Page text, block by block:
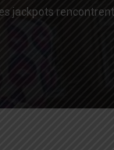
jackpots